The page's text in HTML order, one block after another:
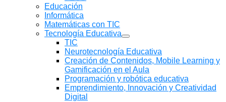
Educación
Informática
Matemáticas con TIC
Tecnología Educativa
Mostrar
submenú
TIC
Neurotecnología Educativa
Creación de Contenidos, Mobile Learning y
Gamificación en el Aula
Programación y robótica educativa
Emprendimiento, Innovación y Creatividad
Digital